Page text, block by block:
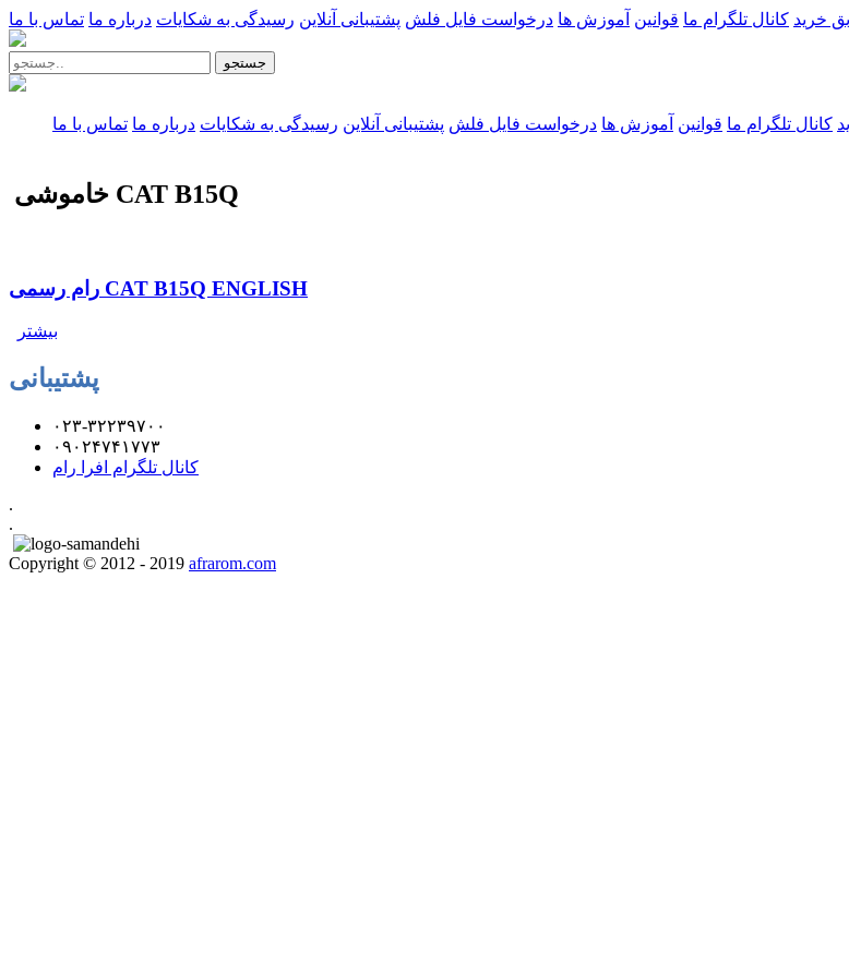
خرید کانال تلگرام ما قوانین آموزش ها درخواست فایل فلش پشتیبانی آنلاین رسیدگی به شکایات درباره ما تماس با ما
جستجو
کانال تلگرام ما قوانین آموزش ها درخواست فایل فلش پشتیبانی آنلاین رسیدگی به شکایات درباره ما تماس با ما
خاموشی CAT B15Q
رام رسمی CAT B15Q ENGLISH
بیشتر
پشتیبانی
۰۲۳-۳۲۲۳۹۷۰۰
۰۹۰۲۴۷۴۱۷۷۳
کانال تلگرام افرا رام
.
.
Copyright © 2012 - 2019 afrarom.com